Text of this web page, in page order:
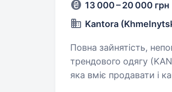
13 000 – 20 000 грн
Kantora
Повна зайнятість, неповна зайнятість.
трендового одягу
яка вміє продавати і